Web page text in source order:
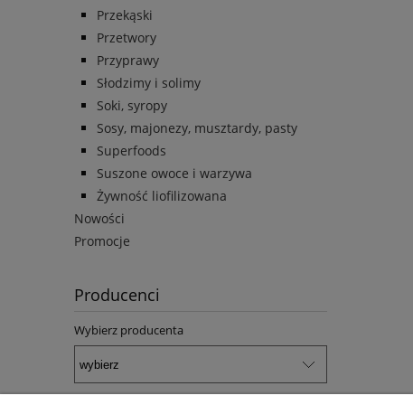
Przekąski
Przetwory
Przyprawy
Słodzimy i solimy
Soki, syropy
Sosy, majonezy, musztardy, pasty
Superfoods
Suszone owoce i warzywa
Żywność liofilizowana
Nowości
Promocje
Producenci
Wybierz producenta